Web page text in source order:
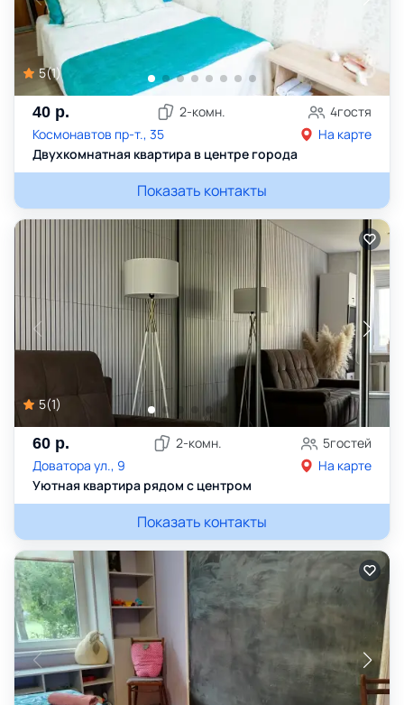
5(1)
40 р. 2-комн. 4гостя
Космонавтов пр-т., 35
На карте
Двухкомнатная квартира в центре города
Показать контакты
5(1)
60 р. 2-комн. 5гостей
Доватора ул., 9
На карте
Уютная квартира рядом с центром
Показать контакты